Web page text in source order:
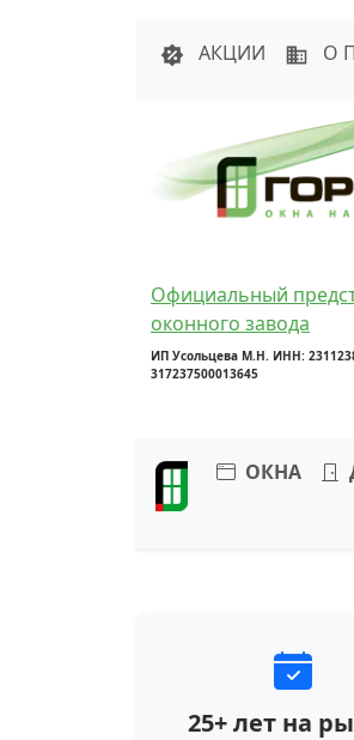
АКЦИИ
О
Официальный
оконного завода
ИП Усольцева М.Н. ИНН:
317237500013645
ОКНА
25+ лет на